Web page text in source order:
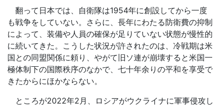
翻って日本では、自衛隊は1954年に創設してから一度
も戦争をしていない。さらに、長年にわたる防衛費の抑制
によって、装備や人員の確保が足りていない状態が慢性的
に続いてきた。こうした状況が許されたのは、冷戦期は米
国との同盟関係に頼り、やがて旧ソ連が崩壊すると米国一
極体制下の国際秩序のなかで、七十年余りの平和を享受で
きたからにほかならない。
ところが2022年2月、ロシアがウクライナに軍事侵攻し